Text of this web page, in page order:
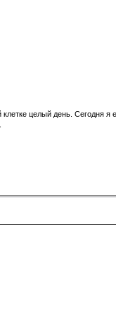
целый день.